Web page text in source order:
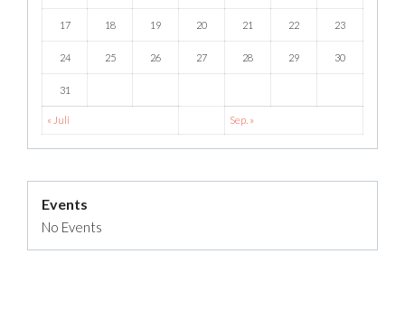
17 18 19 20 21 22 23
24 25 26 27 28 29 30
31
« Juli Sep. »
Events
No Events